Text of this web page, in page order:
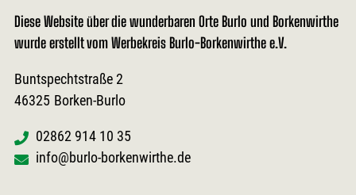
Diese Website über die wunderbaren Orte Burlo und Borkenwirthe
wurde erstellt vom Werbekreis Burlo-Borkenwirthe e.V.
Buntspechtstraße 2
46325 Borken-Burlo
02862 914 10 35
info@burlo-borkenwirthe.de